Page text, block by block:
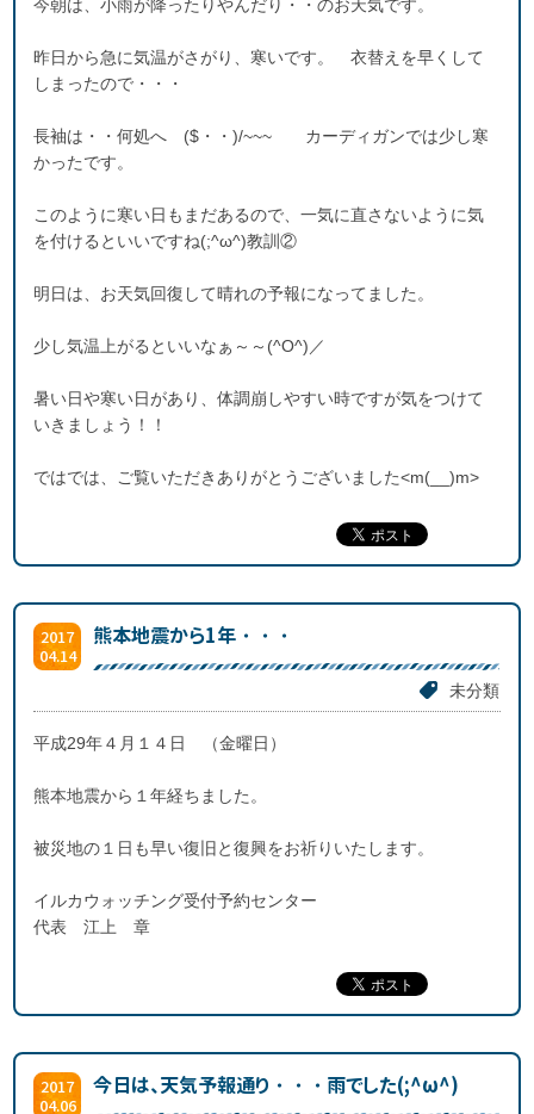
今朝は、小雨が降ったりやんだり・・のお天気です。
昨日から急に気温がさがり、寒いです。 衣替えを早くして
しまったので・・・
長袖は・・何処へ ($・・)/~~~ カーディガンでは少し寒
かったです。
このように寒い日もまだあるので、一気に直さないように気
を付けるといいですね(;^ω^)教訓②
明日は、お天気回復して晴れの予報になってました。
少し気温上がるといいなぁ～～(^O^)／
暑い日や寒い日があり、体調崩しやすい時ですが気をつけて
いきましょう！！
ではでは、ご覧いただきありがとうございました<m(__)m>
2017
04.14
熊本地震から1年・・・
未分類
平成29年４月１４日 （金曜日）
熊本地震から１年経ちました。
被災地の１日も早い復旧と復興をお祈りいたします。
イルカウォッチング受付予約センター
代表 江上 章
2017
04.06
今日は、天気予報通り・・・雨でした(;^ω^)